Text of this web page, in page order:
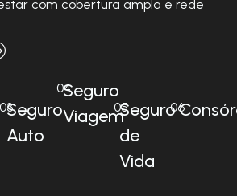
com cobertura ampla e rede
03Seguro
Auto
04Seguro
Viagem
05Seguro
de
Vida
06